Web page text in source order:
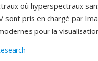
où hyperspectraux
sont pris en chargé par
pour la